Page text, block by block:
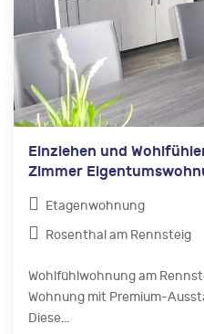
Einziehen und
Zimmer
Etagenwohnung
Rosenthal am Rennsteig
Wohlfühlwohnung am
Wohnung mit Premium-
Diese...